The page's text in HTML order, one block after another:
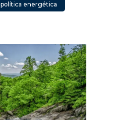
política energética